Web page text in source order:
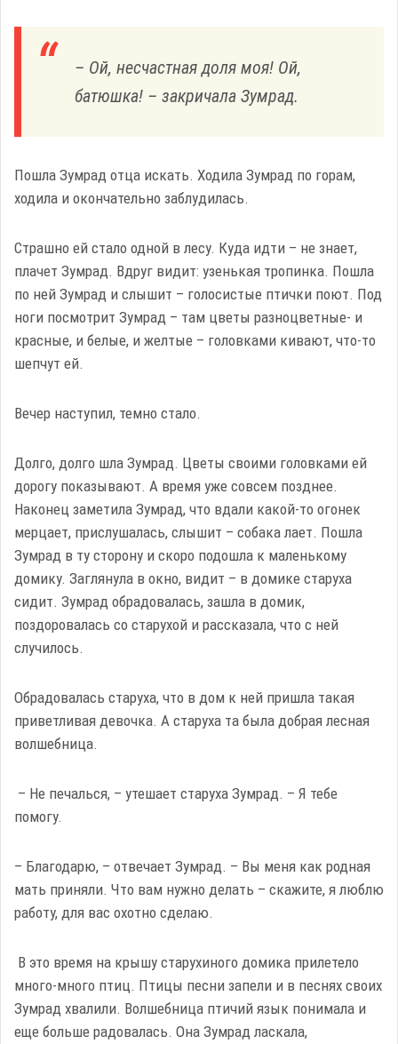
– Ой, несчастная доля моя! Ой,
батюшка! – закричала Зумрад.
Пошла Зумрад отца искать. Ходила Зумрад по горам,
ходила и окончательно заблудилась.
Страшно ей стало одной в лесу. Куда идти – не знает,
плачет Зумрад. Вдруг видит: узенькая тропинка. Пошла
по ней Зумрад и слышит – голосистые птички поют. Под
ноги посмотрит Зумрад – там цветы разноцветные- и
красные, и белые, и желтые – головками кивают, что-то
шепчут ей.
Вечер наступил, темно стало.
Долго, долго шла Зумрад. Цветы своими головками ей
дорогу показывают. А время уже совсем позднее.
Наконец заметила Зумрад, что вдали какой-то огонек
мерцает, прислушалась, слышит – собака лает. Пошла
Зумрад в ту сторону и скоро подошла к маленькому
домику. Заглянула в окно, видит – в домике старуха
сидит. Зумрад обрадовалась, зашла в домик,
поздоровалась со старухой и рассказала, что с ней
случилось.
Обрадовалась старуха, что в дом к ней пришла такая
приветливая девочка. А старуха та была добрая лесная
волшебница.
– Не печалься, – утешает старуха Зумрад. – Я тебе
помогу.
– Благодарю, – отвечает Зумрад. – Вы меня как родная
мать приняли. Что вам нужно делать – скажите, я люблю
работу, для вас охотно сделаю.
В это время на крышу старухиного домика прилетело
много-много птиц. Птицы песни запели и в песнях своих
Зумрад хвалили. Волшебница птичий язык понимала и
еще больше радовалась. Она Зумрад ласкала,